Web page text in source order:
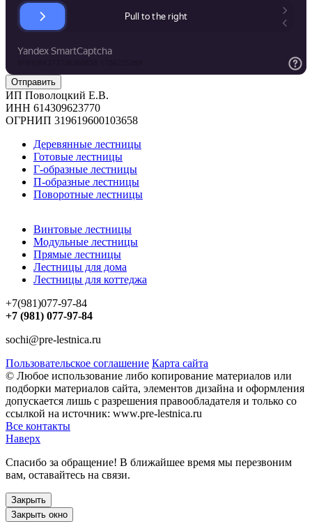
ИП Поволоцкий Е.В.
ИНН 614309623770
ОГРНИП 319619600103658
Деревянные лестницы
Готовые лестницы
Г-образные лестницы
П-образные лестницы
Поворотные лестницы
Винтовые лестницы
Модульные лестницы
Прямые лестницы
Лестницы для дома
Лестницы для коттеджа
+7(981)077-97-84
+7 (981) 077-97-84
sochi@pre-lestnica.ru
Пользовательское соглашение Карта сайта
© Любое использование либо копирование материалов или
подборки материалов сайта, элементов дизайна и оформления
допускается лишь с разрешения правообладателя и только со
ссылкой на источник: www.pre-lestnica.ru
Все контакты
Наверх
Спасибо за обращение! В ближайшее время мы перезвоним
вам, оставайтесь на связи.
Закрыть
Закрыть окно